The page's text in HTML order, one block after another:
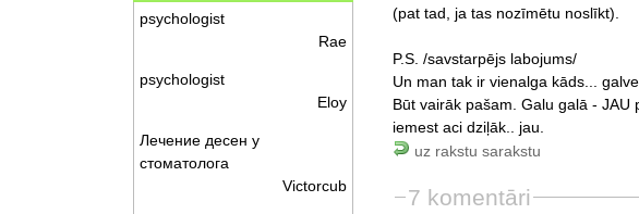
(pat tad, ja tas nozīmētu noslīkt).
P.S. /savstarpējs labojums/
Un man tak ir vienalga kāds...
Būt vairāk pašam. Galu galā - JAU
iemest aci dziļāk.. jau.
uz rakstu sarakstu
7 komentāri
psychologist
Rae
psychologist
Eloy
Лечение десен у
стоматолога
Victorcub